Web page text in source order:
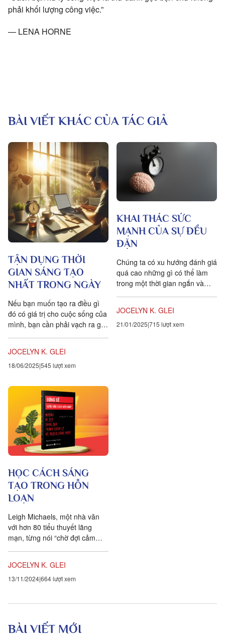
phải khối lượng công việc.”
— LENA HORNE
BÀI VIẾT KHÁC CỦA TÁC GIẢ
TẬN DỤNG THỜI
GIAN SÁNG TẠO
NHẤT TRONG NGÀY
Nếu bạn muốn tạo ra điều gì
đó có giá trị cho cuộc sống của
mình, bạn cần phải vạch ra giới
JOCELYN K. GLEI
18/06/2025 545 lượt xem
KHAI THÁC SỨC
MẠNH CỦA SỰ ĐỀU
ĐẶN
Chúng ta có xu hướng đánh giá
quá cao những gì có thể làm
trong một thời gian ngắn và
JOCELYN K. GLEI
21/01/2025 715 lượt xem
HỌC CÁCH SÁNG
TẠO TRONG HỖN
LOẠN
Leigh Michaels, một nhà văn
với hơn 80 tiểu thuyết lãng
mạn, từng nói “chờ đợi cảm
JOCELYN K. GLEI
13/11/2024664 lượt xem
BÀI VIẾT MỚI